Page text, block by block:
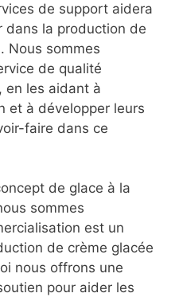
de support aidera
dans la production de
Nous sommes
de qualité
en les aidant à
et à développer leurs
faire dans ce
de glace à la
sommes
est un
de crème glacée
nous offrons une
pour aider les